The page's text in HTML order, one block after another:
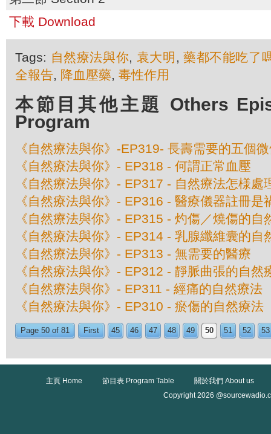
下載 Download
Tags: 自然療法與你, 袁大明 ,藥都不能吃了
全報告, 降血壓藥, 毒性作用
本節目其他主題 Others
Program
《自然療法與你》-EP319- 長壽需要的五個
《自然療法與你》- EP318 - 何謂正常血壓
《自然療法與你》- EP317 - 自然療法怎様處
《自然療法與你》- EP316 - 醫療儀器註冊是
《自然療法與你》- EP315 - 灼傷／燒傷的自
《自然療法與你》- EP314 - 乳腺纖維囊的自
《自然療法與你》- EP313 - 無需要的醫療
《自然療法與你》- EP312 - 靜脈曲張的自然
《自然療法與你》- EP311 - 經痛的自然療法
《自然療法與你》- EP310 - 瘀傷的自然療法
Page 50 of 81 First 45 46 47 48 49 50 51 52 53
主頁 Home 節目表 Program Table
關於我們 About us
Copyright 2026